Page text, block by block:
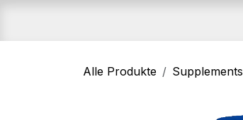
Alle Produkte Supplements